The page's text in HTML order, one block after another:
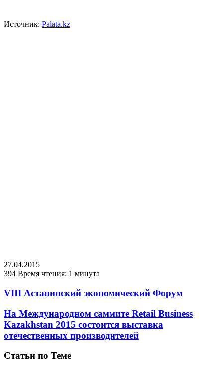
Источник: Palata.kz
27.04.2015
394 Время чтения: 1 минута
VIII Астанинский экономический Форум
На Международном саммите Retail Business
Kazakhstan 2015 состоится выставка
отечественных производителей
Статьи по Теме